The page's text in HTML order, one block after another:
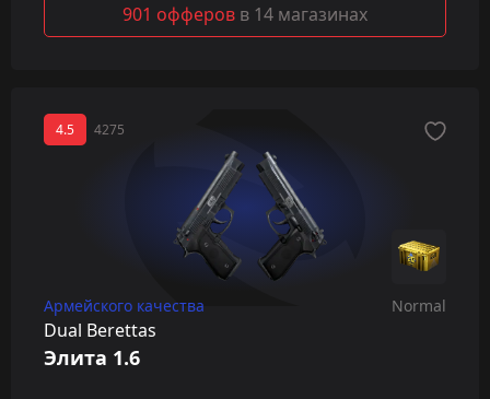
901 офферов в 14 магазинах
4.5 4275
Армейского качества Normal
Dual Berettas
Элита 1.6